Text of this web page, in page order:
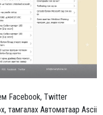
Facebook, Twitter
тамгалах Автоматаар Ascii